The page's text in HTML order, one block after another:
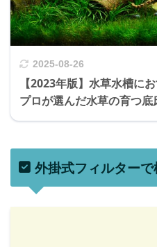
2025-08-26
【2023年版】水草水槽に
プロが選んだ水草の育つ底
外掛式フィルター